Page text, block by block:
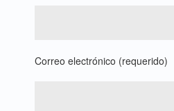
Correo electrónico (requerido)